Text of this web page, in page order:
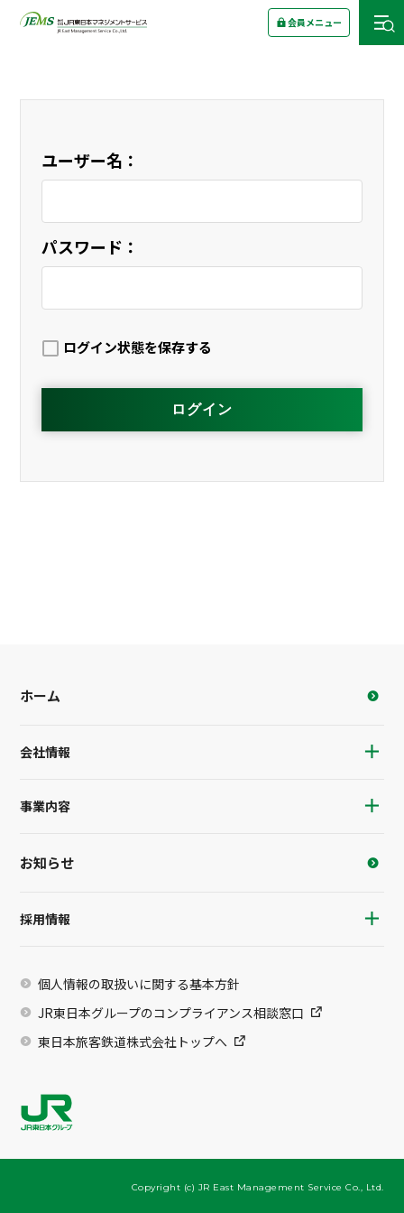
会員メニュー
ユーザー名：
パスワード：
ログイン状態を保存する
ホーム
会社情報
事業内容
お知らせ
採用情報
個人情報の取扱いに関する基本方針
JR東日本グループのコンプライアンス相談窓口
東日本旅客鉄道株式会社トップへ
Copyright (c) JR East Management Service Co., Ltd.